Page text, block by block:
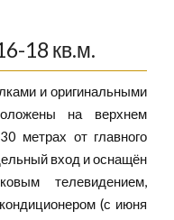
18 кв.м.
и оригинальными
на верхнем
метрах от главного
вход и оснащён
телевидением,
(с июня